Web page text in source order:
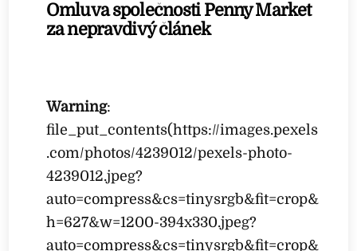
Omluva společnosti Penny Market
za nepravdivý článek
Warning:
file_put_contents(https://images.pexels
.com/photos/4239012/pexels-photo-
4239012.jpeg?
auto=compress&cs=tinysrgb&fit=crop&
h=627&w=1200-394x330.jpeg?
auto=compress&cs=tinysrgb&fit=crop&